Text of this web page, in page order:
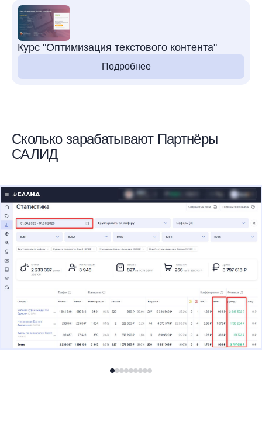
Курс "Оптимизация текстового контента"
Подробнее
Сколько зарабатывают Партнёры
САЛИД